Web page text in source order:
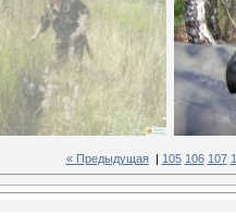
« Предыдущая| 105 106 107